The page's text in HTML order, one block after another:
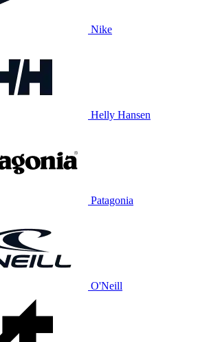
Nike
Helly Hansen
Patagonia
O'Neill